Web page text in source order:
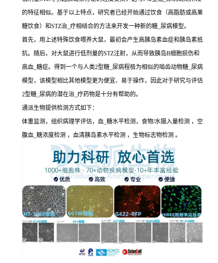
的特征相似。基于以上特点，研究者已经开始通过饮食（高脂肪或高果
糖饮食）和STZ治_疗相结合的方法来开发一种新的糖_尿病模型。
首先，用上述特殊饮食喂养大鼠，最初会产生高胰岛素血症和胰岛素抵
抗。随后，对大鼠进行低剂量的STZ注射，从而导致胰岛B细胞损伤和
高血_糖症。得到一个与人类2型糖_尿病程极为相似的啮齿动物糖_尿病
模型，该模型相比其他模型更为便宜、易于操作，因此对于研究与评估
2型糖_尿病的潜在治_疗药物是十分有帮助的。
通派生物提供检测方式如下：
体重监测，组织病理学评估，血_糖水平检测，食物/水摄入量检测 ，空
腹血_糖浓度检测 ，血清胰岛素水平检测 ，生物标志物检测 。